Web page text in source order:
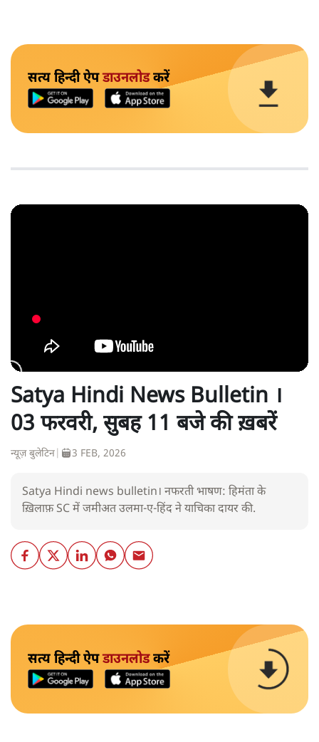
सत्य हिन्दी ऐपडाउनलोडकरें
Satya Hindi News Bulletin ।
03 फरवरी, सुबह 11 बजे की ख़बरें
न्यूज़ बुलेटिन 3 FEB, 2026
Satya Hindi news bulletin। नफरती भाषण: हिमंता के
ख़िलाफ़ SC में जमीअत उलमा-ए-हिंद ने याचिका दायर की.
सत्य हिन्दी ऐपडाउनलोडकरें